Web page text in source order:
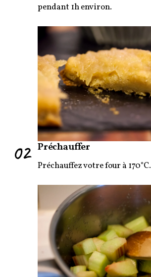
pendant 1h environ.
02 Préchauffer
Préchauffez votre four à 170°C.